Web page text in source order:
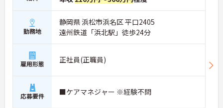
勤務地
静岡県 浜松市浜名区 平口2405
遠州鉄道「浜北駅」徒歩24分
雇用形態 正社員(正職員)
応募要件 ■ケアマネジャー ※経験不問